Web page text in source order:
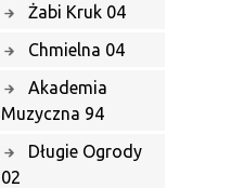
Żabi Kruk 04
Chmielna 04
Akademia
Muzyczna 94
Długie Ogrody
02